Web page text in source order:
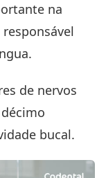
na
de nervos
bucal.